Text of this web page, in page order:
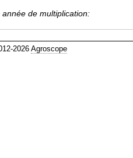
année de multiplication:
2026 Agroscope